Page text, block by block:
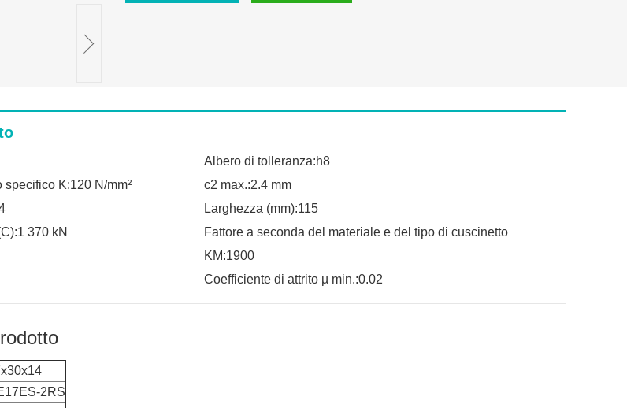
Albero di tolleranza:h8
K:120 N/mm²
c2 max.:2.4 mm
Larghezza (mm):115
370 kN
Fattore a seconda del materiale e del tipo di cuscinetto
KM:1900
Coefficiente di attrito µ min.:0.02
2RS